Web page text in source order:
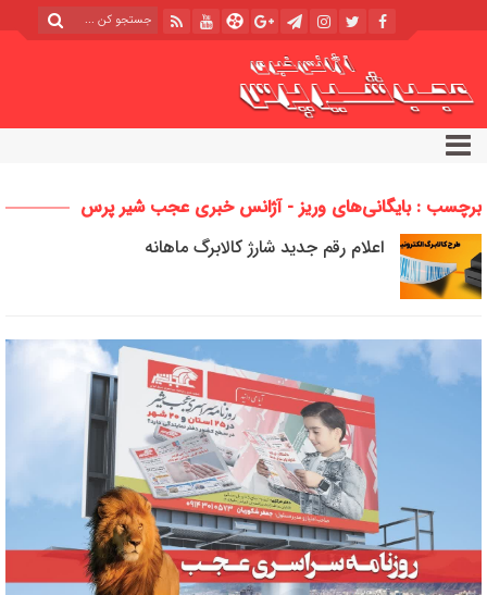
برچسب : بایگانی‌های وریز - آژانس خبری عجب شیر پرس
اعلام رقم جدید شارژ کالابرگ ماهانه